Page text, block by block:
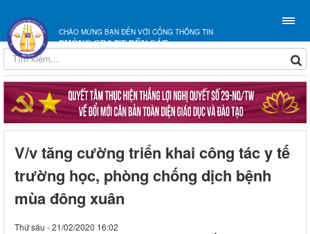
CHÀO MỪNG BẠN ĐẾN VỚI CỔNG THÔNG TIN
PHÒNG GD&ĐT BẾN CÁT
V/v tăng cường triển khai công tác y tế
trường học, phòng chống dịch bệnh
mùa đông xuân
Thứ sáu - 21/02/2020 16:02